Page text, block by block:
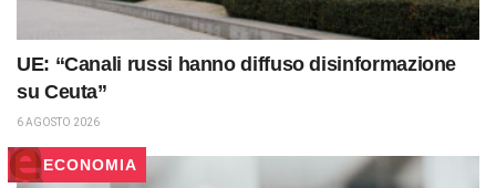
UE: “Canali russi hanno diffuso disinformazione
su Ceuta”
6 AGOSTO 2026
ECONOMIA